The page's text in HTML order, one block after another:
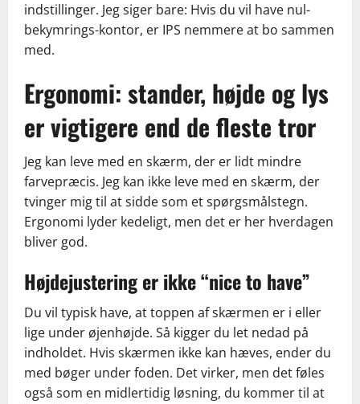
indstillinger. Jeg siger bare: Hvis du vil have nul-
bekymrings-kontor, er IPS nemmere at bo sammen
med.
Ergonomi: stander, højde og lys
er vigtigere end de fleste tror
Jeg kan leve med en skærm, der er lidt mindre
farvepræcis. Jeg kan ikke leve med en skærm, der
tvinger mig til at sidde som et spørgsmålstegn.
Ergonomi lyder kedeligt, men det er her hverdagen
bliver god.
Højdejustering er ikke “nice to have”
Du vil typisk have, at toppen af skærmen er i eller
lige under øjenhøjde. Så kigger du let nedad på
indholdet. Hvis skærmen ikke kan hæves, ender du
med bøger under foden. Det virker, men det føles
også som en midlertidig løsning, du kommer til at